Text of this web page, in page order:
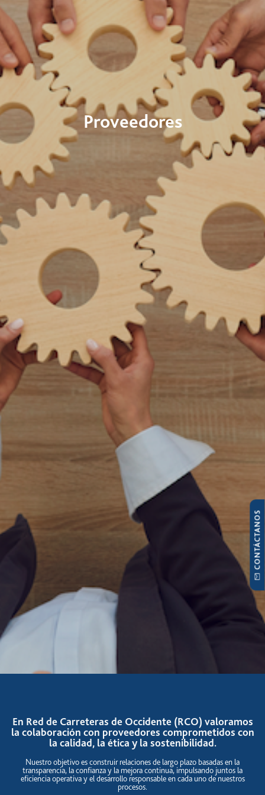
Proveedores
En Red de Carreteras de Occidente (RCO) valoramos
la colaboración con proveedores comprometidos con
la calidad, la ética y la sostenibilidad.
Nuestro objetivo es construir relaciones de largo plazo basadas en la
transparencia, la confianza y la mejora continua, impulsando juntos la
eficiencia operativa y el desarrollo responsable en cada uno de nuestros
procesos.
CONTÁCTANOS